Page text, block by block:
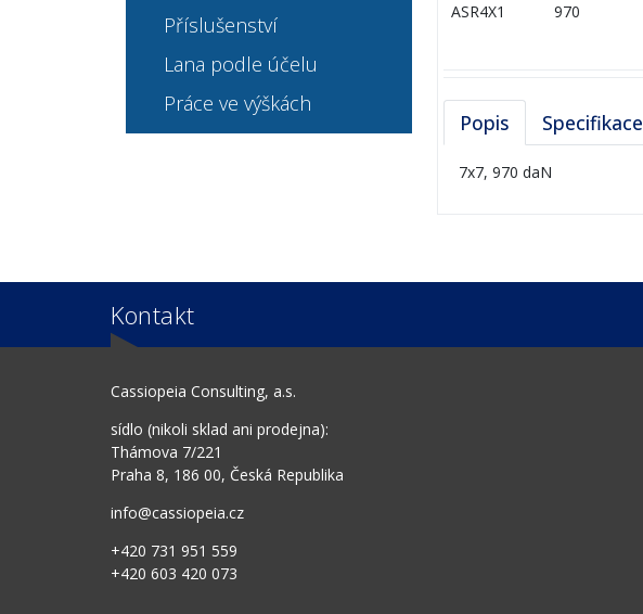
ASR4X1
970
Popis Specifikace
7x7, 970 daN
Příslušenství
Lana podle účelu
Práce ve výškách
Kontakt
Cassiopeia Consulting, a.s.
sídlo (nikoli sklad ani prodejna):
Thámova 7/221
Praha 8, 186 00, Česká Republika
info@cassiopeia.cz
+420 731 951 559
+420 603 420 073